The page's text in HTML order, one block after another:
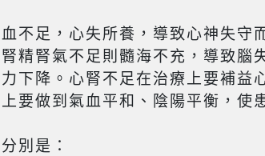
不足，心失所養，導致心神失守
精腎氣不足則髓海不充，導致腦
下降。心腎不足在治療上要補益
要做到氣血平和、陰陽平衡，使
別是：